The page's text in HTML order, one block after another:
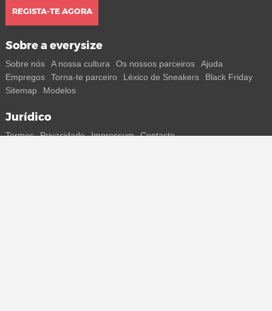
REGISTA-TE AGORA
Sobre a everysize
Sobre nós A nossa cultura Os nossos parceiros
Ajuda
Empregos
Torna-te parceiro Léxico de Sneakers
Black Friday
Sitemap
Modelos
Jurídico
Termos Privacidade Impressum Contacto